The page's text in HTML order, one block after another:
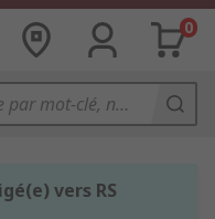
0
vers RS